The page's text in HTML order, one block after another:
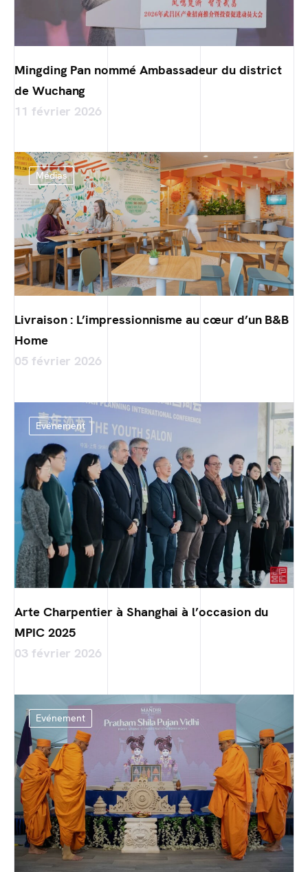
Mingding Pan nommé Ambassadeur du district
de Wuchang
11 février 2026
Médias
Livraison : L’impressionnisme au cœur d’un B&B
Home
05 février 2026
Evénement
Arte Charpentier à Shanghai à l’occasion du
MPIC 2025
03 février 2026
Evénement